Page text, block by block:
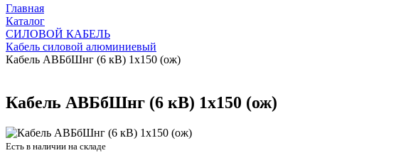
Главная
Каталог
СИЛОВОЙ КАБЕЛЬ
Кабель силовой алюминиевый
Кабель АВБбШнг (6 кВ) 1х150 (ож)
Кабель АВБбШнг (6 кВ) 1х150 (ож)
Есть в наличии на складе